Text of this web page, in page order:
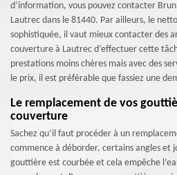
d’information, vous pouvez contacter
Lautrec dans le 81440. Par ailleurs, le
sophistiquée, il vaut mieux contacter des
couverture à Lautrec d’effectuer cette
prestations moins chères mais avec des
le prix, il est préférable que fassiez une
Le remplacement de vos
couverture
Sachez qu’il faut procéder à un
commence à déborder, certains angles et
gouttière est courbée et cela empêche